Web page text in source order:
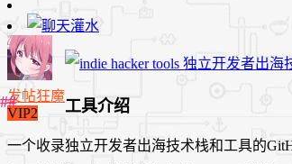
发帖狂魔
VIP2
工具介绍
一个收录独立开发者出海技术栈和工具的